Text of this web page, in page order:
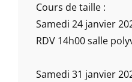
Cours de taille :
Samedi 24 janvier
RDV 14h00 salle
Samedi 31 janvier